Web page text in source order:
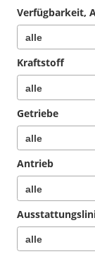
Verfügbarkeit,
Kraftstoff
Getriebe
Antrieb